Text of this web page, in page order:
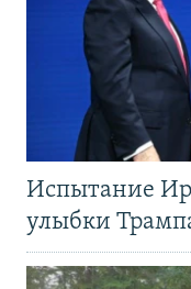
Испытание
улыбки